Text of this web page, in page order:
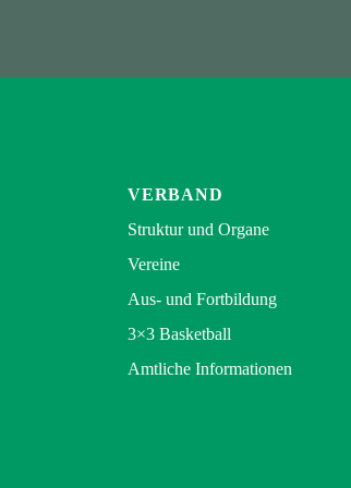
VERBAND
Struktur und Organe
Vereine
Aus- und Fortbildung
3×3 Basketball
Amtliche Informationen